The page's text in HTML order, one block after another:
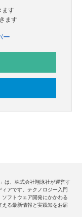
ます
ます
ー
は、株式会社翔泳社が運営す
アです。テクノロジー入門
フトウェア開発にかかわる
る最新情報と実践知をお届